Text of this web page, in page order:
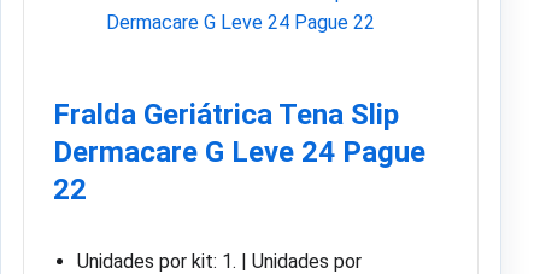
Fralda Geriátrica Tena Slip
Dermacare G Leve 24 Pague
22
Unidades por kit: 1. | Unidades por